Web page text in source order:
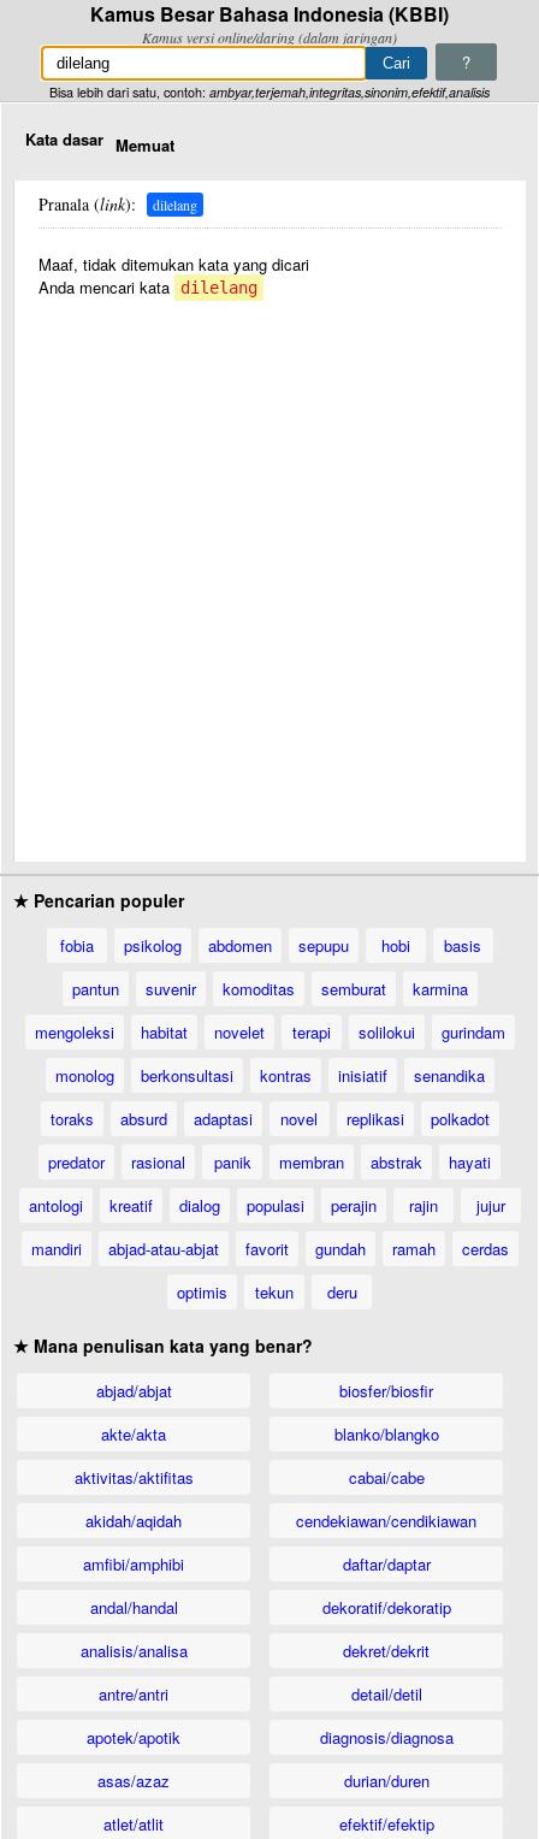
Kamus Besar Bahasa Indonesia (KBBI)
Kamus versi online/daring (dalam jaringan)
?
Bisa lebih dari satu, contoh: ambyar,terjemah,integritas,sinonim,efektif,analisis
Kata dasar Memuat
Pranala (link): dilelang
Maaf, tidak ditemukan kata yang dicari
Anda mencari kata
dilelang
★ Pencarian populer
fobia psikolog abdomen sepupu hobi
basis
pantun
suvenir komoditas semburat
karmina
mengoleksi
habitat novelet terapi solilokui
gurindam
monolog
berkonsultasi kontras inisiatif
senandika
toraks
absurd adaptasi novel replikasi
polkadot
predator
rasional panik membran abstrak
hayati
antologi
kreatif dialog populasi perajin rajin
jujur
mandiri
abjad-atau-abjat favorit gundah ramah
cerdas
optimis
tekun deru
★ Mana penulisan kata yang benar?
abjad/abjat
akte/akta
aktivitas/aktifitas
akidah/aqidah
amfibi/amphibi
andal/handal
analisis/analisa
antre/antri
apotek/apotik
asas/azaz
atlet/atlit
biosfer/biosfir
blanko/blangko
cabai/cabe
cendekiawan/cendikiawan
daftar/daptar
dekoratif/dekoratip
dekret/dekrit
detail/detil
diagnosis/diagnosa
durian/duren
efektif/efektip